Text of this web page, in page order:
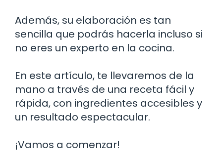
Además, su elaboración es tan
sencilla que podrás hacerla incluso si
no eres un experto en la cocina.
En este artículo, te llevaremos de la
mano a través de una receta fácil y
rápida, con ingredientes accesibles y
un resultado espectacular.
¡Vamos a comenzar!